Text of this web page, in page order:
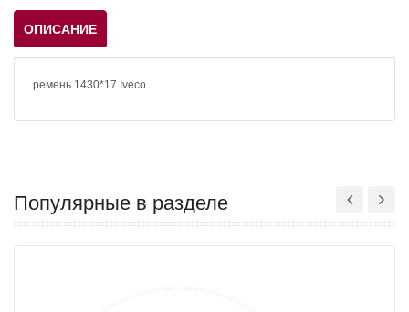
ОПИСАНИЕ
ремень 1430*17 Iveco
Популярные в разделе